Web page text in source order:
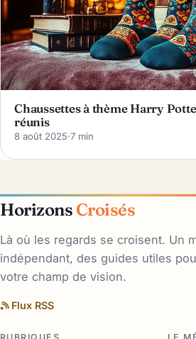
Chaussettes à thème Harry
réunis
8 août 2025·7 min
Horizons Croisés
Là où les regards se croisent. Un
indépendant, des guides utiles
votre champ de vision.
Flux RSS